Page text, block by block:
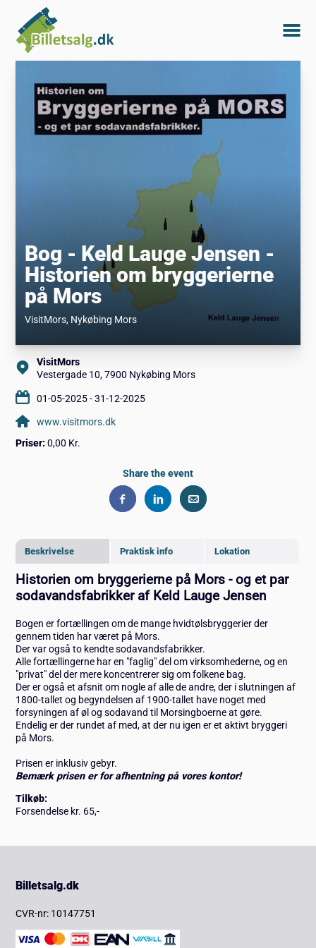
Bog - Keld Lauge Jensen -
Historien om bryggerierne
på Mors
VisitMors, Nykøbing Mors
Beskrivelse Praktisk info Lokation
Historien om bryggerierne på Mors - og et par
sodavandsfabrikker af Keld Lauge Jensen
Bogen er fortællingen om de mange hvidtølsbryggerier der
gennem tiden har været på Mors.
Der var også to kendte sodavandsfabrikker.
Alle fortællingerne har en "faglig" del om virksomhederne, og en
"privat" del der mere koncentrerer sig om folkene bag.
Der er også et afsnit om nogle af alle de andre, der i slutningen af
1800-tallet og begyndelsen af 1900-tallet have noget med
forsyningen af øl og sodavand til Morsingboerne at gøre.
Endelig er der rundet af med, at der nu igen er et aktivt bryggeri
på Mors.
Prisen er inklusiv gebyr.
Bemærk prisen er for afhentning på vores kontor!
Tilkøb:
Forsendelse kr. 65,-
VisitMors
Vestergade 10, 7900 Nykøbing Mors
01-05-2025 - 31-12-2025
www.visitmors.dk
Priser: 0,00 Kr.
Share the event
Billetsalg.dk
CVR-nr: 10147751